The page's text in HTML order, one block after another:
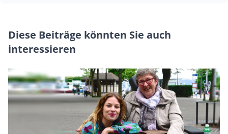
Diese Beiträge könnten Sie auch
interessieren